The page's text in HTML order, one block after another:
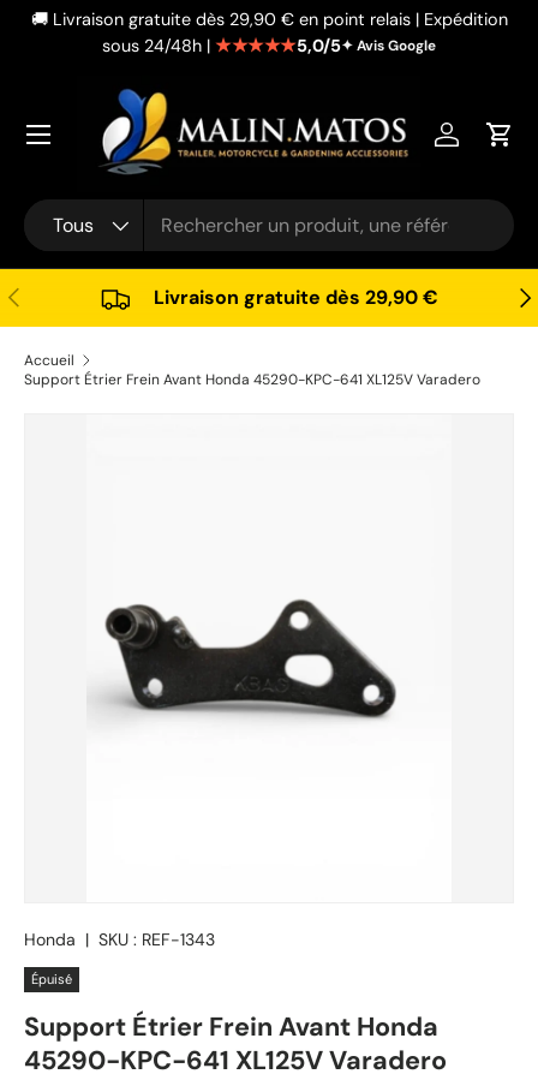
Aller au contenu
🚚 Livraison gratuite dès 29,90 € en point relais | Expédition
sous 24/48h | ★★★★★5,0/5✦ Avis Google
Recherche
Type de produit
Tous
Se
Précédent Livraison gratuite dès 29,90 €
Accueil
Support Étrier Frein Avant Honda 45290-KPC-641 XL125V Varadero
Honda | SKU : REF-1343
Épuisé
Support Étrier Frein Avant Honda
45290-KPC-641 XL125V Varadero